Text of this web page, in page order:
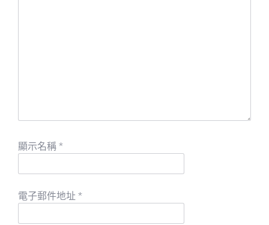
顯示名稱 *
電子郵件地址 *